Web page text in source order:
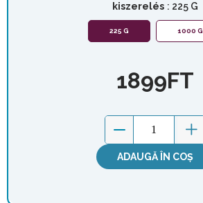
kiszerelés : 225 G
225 G 1000 G
1899FT
ADAUGĂ ÎN COȘ